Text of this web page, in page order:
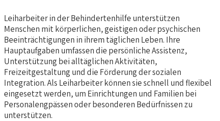
Leiharbeiter in der Behindertenhilfe unterstützen
Menschen mit körperlichen, geistigen oder psychischen
Beeinträchtigungen in ihrem täglichen Leben. Ihre
Hauptaufgaben umfassen die persönliche Assistenz,
Unterstützung bei alltäglichen Aktivitäten,
Freizeitgestaltung und die Förderung der sozialen
Integration. Als Leiharbeiter können sie schnell und flexibel
eingesetzt werden, um Einrichtungen und Familien bei
Personalengpässen oder besonderen Bedürfnissen zu
unterstützen.